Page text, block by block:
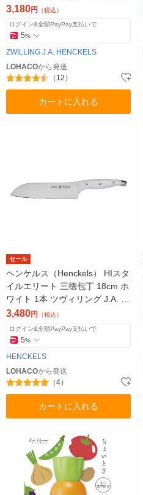
J.A.ヘンケルス
3,180円 （税込）
ログイン&全額PayPay支払いで
5%
ZWILLING J.A. HENCKELS
LOHACOから発送
（12）
カートに入れる
セール
ヘンケルス（Henckels） HIスタ
イルエリート 三徳包丁 18cm ホ
ワイト 1本 ツヴィリング J.A. ヘ
ンケルス
3,480円 （税込）
ログイン&全額PayPay支払いで
5%
HENCKELS
LOHACOから発送
（4）
カートに入れる